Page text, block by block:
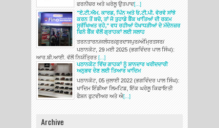
ਫਰਨੀਚਰ ਅਤੇ ਘਰੇਲੂ ਉਤਪਾਦ[...]
"ਏ.ਟੀ.ਐਮ. ਕਾਰਡ, ਪਿੰਨ ਅਤੇ ਓ.ਟੀ.ਪੀ. ਵੇਰਵੇ ਸਾਂਝੇ
ਕਰਨ ਤੋਂ ਬਚੋ, ਤਾਂ ਜੋ ਤੁਹਾਡੇ ਬੈਂਕ ਖਾਤਿਆਂ ਦੀ ਰਕਮ
ਸੁਰੱਖਿਅਤ ਰਹੇ," ਵਧ ਰਹੀਆਂ ਧੋਖਾਧੜੀਆਂ ਦੇ ਮੱਦੇਨਜ਼ਰ
ਫਿਨੋ ਬੈਂਕ ਵੱਲੋਂ ਗ੍ਰਾਹਕਾਂ ਲਈ ਸਲਾਹ
ਤਰਨਤਾਰਨ/ਜਲੰਧਰ/ਗੁਰਦਾਸਪੁਰ/ਅੰਮ੍ਰਿਤਸਰ/
ਪਠਾਨਕੋਟ, 29 ਮਈ 2025 (ਭਗਵਿੰਦਰ ਪਾਲ ਸਿੰਘ):
ਆਰ.ਬੀ.ਆਈ. ਵੱਲੋਂ ਨਿਯੰਤ੍ਰਿਤ[...]
ਪਠਾਨਕੋਟ ਵਿੱਚ ਗਾਹਕਾਂ ਨੂੰ ਸ਼ਾਨਦਾਰ ਖਰੀਦਦਾਰੀ
ਅਨੁਭਵ ਦੇਣ ਲਈ ਤਿਆਰ ਖਾਦਿਮ
ਪਠਾਨਕੋਟ, 05 ਜੁਲਾਈ 2022 (ਭਗਵਿੰਦਰ ਪਾਲ ਸਿੰਘ):
ਖਾਦਿਮ ਇੰਡੀਆ ਲਿਮਟਿਡ, ਇੱਕ ਘਰੇਲੂ ਕਿਫਾਇਤੀ
ਫੈਸ਼ਨ ਫੁਟਵੀਅਰ ਅਤੇ ਐ[...]
Archive